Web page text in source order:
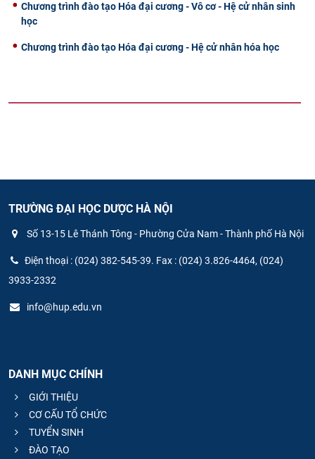
Chương trình đào tạo Hóa đại cương - Vô cơ - Hệ cử nhân sinh
học
Chương trình đào tạo Hóa đại cương - Hệ cử nhân hóa học
TRƯỜNG ĐẠI HỌC DƯỢC HÀ NỘI
Số 13-15 Lê Thánh Tông - Phường Cửa Nam - Thành phố Hà Nội
Điện thoại : (024) 382-545-39. Fax : (024) 3.826-4464, (024)
3933-2332
info@hup.edu.vn
DANH MỤC CHÍNH
GIỚI THIỆU
CƠ CẤU TỔ CHỨC
TUYỂN SINH
ĐÀO TẠO